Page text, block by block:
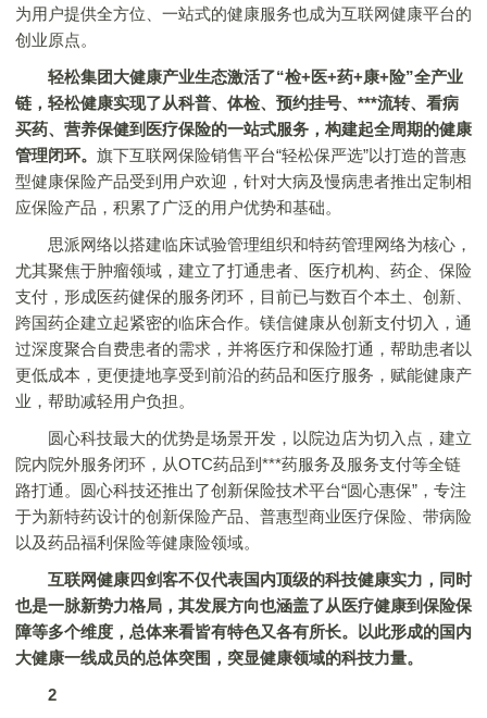
为用户提供全方位、一站式的健康服务也成为互联网健康平台的
创业原点。
轻松集团大健康产业生态激活了“检+医+药+康+险”全产业
链，轻松健康实现了从科普、体检、预约挂号、***流转、看病
买药、营养保健到医疗保险的一站式服务，构建起全周期的健康
管理闭环。 旗下互联网保险销售平台“轻松保严选”以打造的普惠
型健康保险产品受到用户欢迎，针对大病及慢病患者推出定制相
应保险产品，积累了广泛的用户优势和基础。
思派网络以搭建临床试验管理组织和特药管理网络为核心，
尤其聚焦于肿瘤领域，建立了打通患者、医疗机构、药企、保险
支付，形成医药健保的服务闭环，目前已与数百个本土、创新、
跨国药企建立起紧密的临床合作。镁信健康从创新支付切入，通
过深度聚合自费患者的需求，并将医疗和保险打通，帮助患者以
更低成本，更便捷地享受到前沿的药品和医疗服务，赋能健康产
业，帮助减轻用户负担。
圆心科技最大的优势是场景开发，以院边店为切入点，建立
院内院外服务闭环，从OTC药品到***药服务及服务支付等全链
路打通。圆心科技还推出了创新保险技术平台“圆心惠保”，专注
于为新特药设计的创新保险产品、普惠型商业医疗保险、带病险
以及药品福利保险等健康险领域。
互联网健康四剑客不仅代表国内顶级的科技健康实力，同时
也是一脉新势力格局，其发展方向也涵盖了从医疗健康到保险保
障等多个维度，总体来看皆有特色又各有所长。以此形成的国内
大健康一线成员的总体突围，突显健康领域的科技力量。
2